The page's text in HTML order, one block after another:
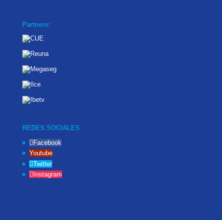
Partners:
REDES SOCIALES
Facebook
Youtube
Twitter
Instagram